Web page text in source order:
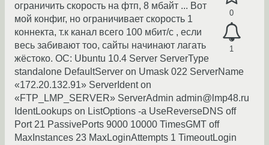
0
1
ограничить скорость на фтп, 8 мбайт ... Вот
мой конфиг, но ограничивает скорость 1
коннекта, т.к канал всего 100 мбит/c , если
весь забивают тоо, сайты начинают лагать
жёстоко. ОС: Ubuntu 10.4 Server ServerType
standalone DefaultServer on Umask 022 ServerName
«172.20.132.91» ServerIdent on
«FTP_LMP_SERVER» ServerAdmin admin@lmp48.ru
IdentLookups on ListOptions -a UseReverseDNS off
Port 21 PassivePorts 9000 10000 TimesGMT off
MaxInstances 23 MaxLoginAttempts 1 TimeoutLogin